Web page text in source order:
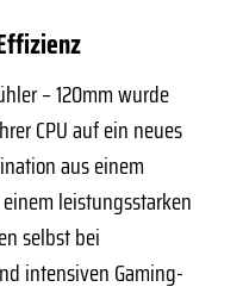
– 120mm wurde
CPU auf ein neues
aus einem
leistungsstarken
selbst bei
intensiven Gaming-